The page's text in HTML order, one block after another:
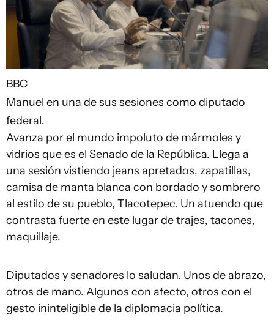
BBC
Manuel en una de sus sesiones como diputado
federal.
Avanza por el mundo impoluto de mármoles y
vidrios que es el Senado de la República. Llega a
una sesión vistiendo jeans apretados, zapatillas,
camisa de manta blanca con bordado y sombrero
al estilo de su pueblo, Tlacotepec. Un atuendo que
contrasta fuerte en este lugar de trajes, tacones,
maquillaje.
Diputados y senadores lo saludan. Unos de abrazo,
otros de mano. Algunos con afecto, otros con el
gesto ininteligible de la diplomacia política.